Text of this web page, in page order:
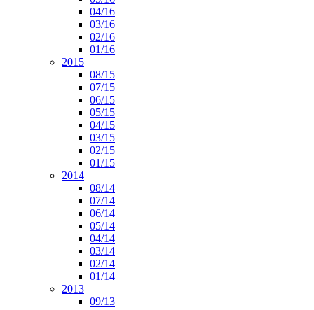
04/16
03/16
02/16
01/16
2015
08/15
07/15
06/15
05/15
04/15
03/15
02/15
01/15
2014
08/14
07/14
06/14
05/14
04/14
03/14
02/14
01/14
2013
09/13